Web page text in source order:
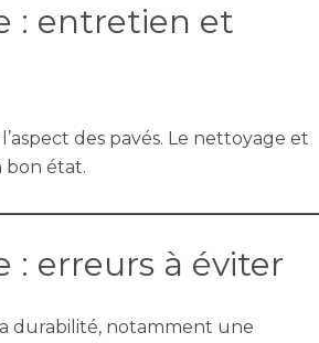
: entretien et
des pavés. Le nettoyage et
bon état.
: erreurs à éviter
durabilité, notamment une